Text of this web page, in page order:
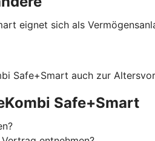
eignet sich als
Safe+Smart auch zur
Safe+Smart